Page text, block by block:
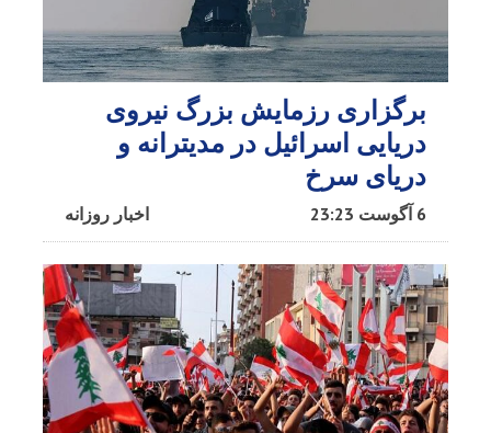
برگزاری رزمایش بزرگ نیروی
دریایی اسرائیل در مدیترانه و
دریای سرخ​
اخبار روزانه 6 آگوست 23:23